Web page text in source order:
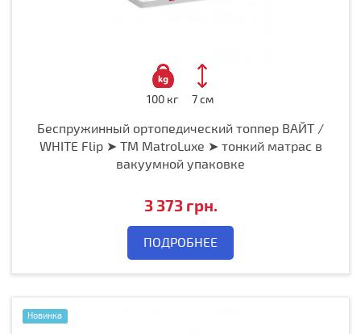
100 кг 7 см
Беспружинный ортопедический топпер ВАЙТ /
WHITE Flip ➤ ТМ MatroLuxe ➤ тонкий матрас в
вакуумной упаковке
3 373 грн.
ПОДРОБНЕЕ
Новинка